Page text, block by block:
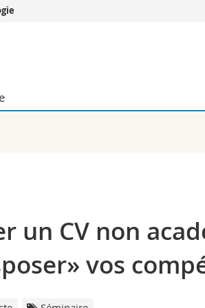
management
Chercheurs
un CV non
vos